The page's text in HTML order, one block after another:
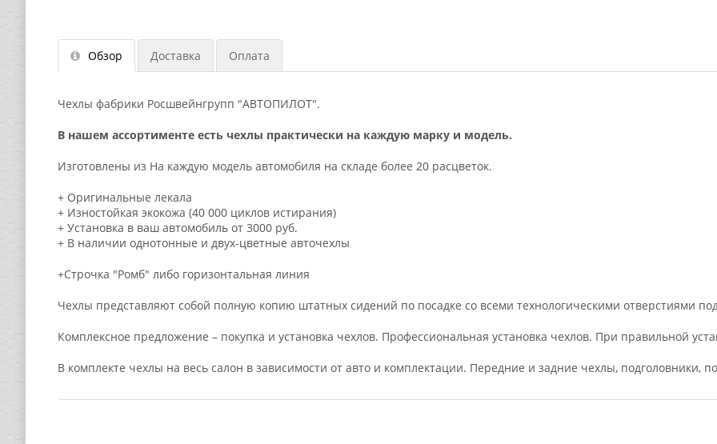
Обзор Доставка Оплата
Чехлы фабрики Росшвейнгрупп "АВТОПИЛОТ".
В нашем ассортименте есть чехлы практически на каждую марку и модель.
Изготовлены из На каждую модель автомобиля на складе более 20 расцветок.
+ Оригинальные лекала
+ Изностойкая экокожа (40 000 циклов истирания)
+ Установка в ваш автомобиль от 3000 руб.
+ В наличии однотонные и двух-цветные авточехлы
+Строчка "Ромб" либо горизонтальная линия
Чехлы представляют собой полную копию штатных сидений по посадке со всеми технологическими отверстиями
Комплексное предложение – покупка и установка чехлов. Профессиональная установка чехлов. При правильной
В комплекте чехлы на весь салон в зависимости от авто и комплектации. Передние и задние чехлы, подголовники,